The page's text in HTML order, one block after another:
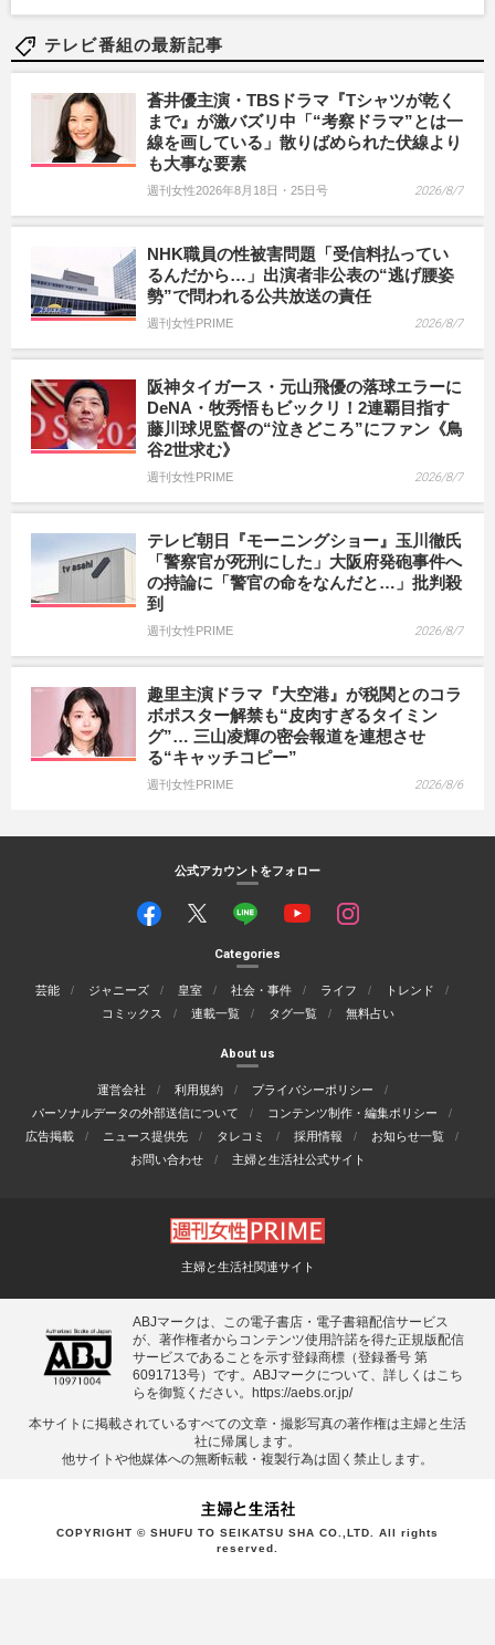
テレビ番組の最新記事
蒼井優主演・TBSドラマ『Tシャツが乾く
まで』が激バズリ中「“考察ドラマ”とは一
線を画している」散りばめられた伏線より
も大事な要素
週刊女性2026年8月18日・25日号 2026/8/7
NHK職員の性被害問題「受信料払ってい
るんだから…」出演者非公表の“逃げ腰姿
勢”で問われる公共放送の責任
週刊女性PRIME 2026/8/7
阪神タイガース・元山飛優の落球エラーに
DeNA・牧秀悟もビックリ！2連覇目指す
藤川球児監督の“泣きどころ”にファン《鳥
谷2世求む》
週刊女性PRIME 2026/8/7
テレビ朝日『モーニングショー』玉川徹氏
「警察官が死刑にした」大阪府発砲事件へ
の持論に「警官の命をなんだと…」批判殺
到
週刊女性PRIME 2026/8/7
趣里主演ドラマ『大空港』が税関とのコラ
ボポスター解禁も“皮肉すぎるタイミン
グ”… 三山凌輝の密会報道を連想させ
る“キャッチコピー”
週刊女性PRIME 2026/8/6
公式アカウントをフォロー
Categories
芸能 ジャニーズ 皇室 社会・事件 ライフ
トレンド
コミックス
連載一覧 タグ一覧 無料占い
About us
運営会社 利用規約
プライバシーポリシー
パーソナルデータの外部送信について
コンテンツ制作・編集ポリシー
広告掲載
ニュース提供先 タレコミ 採用情報
お知らせ一覧
お問い合わせ
主婦と生活社公式サイト
主婦と生活社関連サイト
ABJマークは、この電子書店・電子書籍配信サービス
が、著作権者からコンテンツ使用許諾を得た正規版配信
サービスであることを示す登録商標（登録番号 第
6091713号）です。ABJマークについて、詳しくはこち
らを御覧ください。 https://aebs.or.jp/
本サイトに掲載されているすべての⽂章・撮影写真の著作権は主婦と⽣活
社に帰属します。
他サイトや他媒体への無断転載・複製⾏為は固く禁⽌します。
COPYRIGHT © SHUFU TO SEIKATSU SHA CO.,LTD. All rights
reserved.